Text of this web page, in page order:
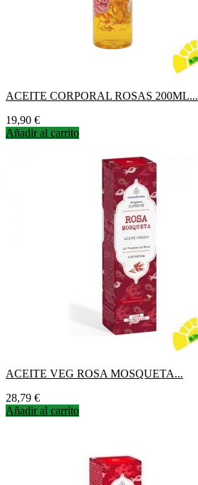
ACEITE CORPORAL ROSAS 200ML...
Precio
19,90 €
Añadir al carrito
ACEITE VEG ROSA MOSQUETA...
Precio
28,79 €
Añadir al carrito